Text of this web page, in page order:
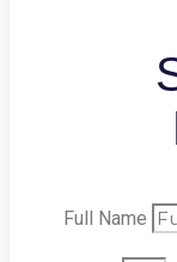
Full Name